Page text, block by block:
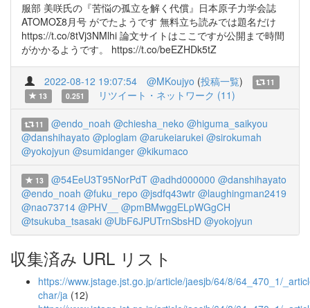
服部 美咲氏の『苦悩の孤立を解く代償』日本原子力学会誌
ATOMOΣ8月号 がでたようです 無料立ち読みでは題名だけ
https://t.co/8tVj3NMlhi 論文サイトはここですが公開まで時間
がかかるようです。 https://t.co/beEZHDk5tZ
2022-08-12 19:07:54 @MKoujyo (投稿一覧)
11
13
0.251 リツイート・ネットワーク (11)
11 @endo_noah @chiesha_neko @higuma_saikyou
@danshihayato @ploglam @arukeiarukei @sirokumah
@yokojyun @sumidanger @kikumaco
13 @54EeU3T95NorPdT @adhd000000 @danshihayato
@endo_noah @fuku_repo @jsdfq43wtr @laughingman2419
@nao73714 @PHV__
@pmBMwggELpWGgCH
@tsukuba_tsasaki @UbF6JPUTrnSbsHD @yokojyun
収集済み URL リスト
https://www.jstage.jst.go.jp/article/jaesjb/64/8/64_470_1/
char/ja (12)